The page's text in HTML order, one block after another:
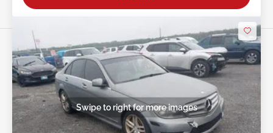
Swipe to right for more images